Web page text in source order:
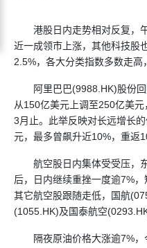
港股日内走势相对反复，
近一成领市上涨，其他科技股
2.5%，各大分类指数多数走高
阿里巴巴(9988.HK)股份
从150亿美元上调至250亿美
3月止。此举反映对长远增长
元，最多曾飙升近10%，重返
航空股日内集体受受压，
后，日内继续重挫一度逾7%，
其它航空股跟随走低，国航
(1055.HK)及国泰航空
隔夜原油价格大涨逾7%